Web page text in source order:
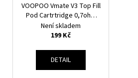
VOOPOO Vmate V3 Top Fill
Pod Cartrtridge 0,7ohm
2ml 2ks
Není skladem
199 Kč
DETAIL